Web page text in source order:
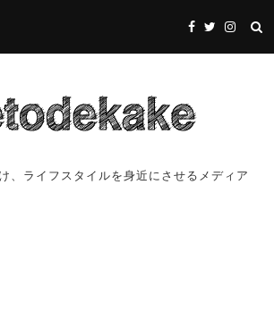
、ライフスタイルを身近にさせるメディア